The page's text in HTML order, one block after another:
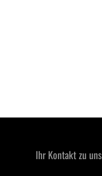
Ihr Kontakt zu uns